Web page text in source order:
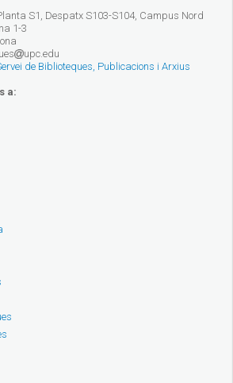
S1, Despatx S103-S104, Campus Nord
1-3
upc.edu
de Biblioteques, Publicacions i Arxius
a: